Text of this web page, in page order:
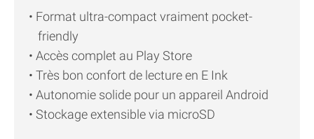
Format ultra-compact vraiment pocket-
friendly
Accès complet au Play Store
Très bon confort de lecture en E Ink
Autonomie solide pour un appareil Android
Stockage extensible via microSD